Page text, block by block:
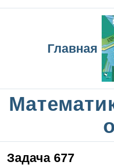
Главная
Задача 677